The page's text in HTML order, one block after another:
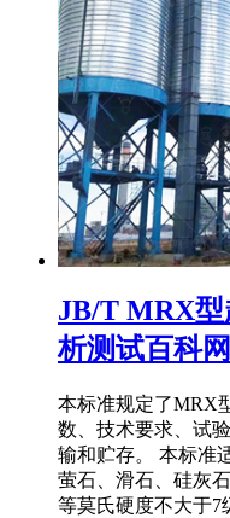
JB/T MRX型
析测试百科网
本标准规定了MRX
数、技术要求、试
输和贮存。 本标准
萤石、滑石、硅灰
等莫氏硬度不大于7